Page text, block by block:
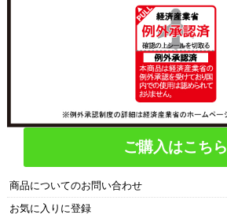
ご購入はこちら
商品についてのお問い合わせ
お気に入りに登録